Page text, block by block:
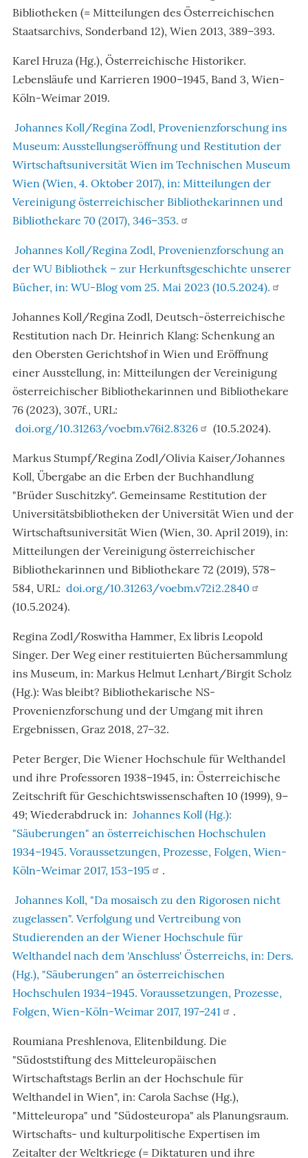
Bibliotheken (= Mitteilungen des Österreichischen
Staatsarchivs, Sonderband 12), Wien 2013, 389–393.
Karel Hruza (Hg.), Österreichische Historiker.
Lebensläufe und Karrieren 1900–1945, Band 3, Wien-
Köln-Weimar 2019.
Johannes Koll/Regina Zodl, Provenienzforschung ins
Museum: Ausstellungseröffnung und Restitution der
Wirtschaftsuniversität Wien im Technischen Museum
Wien (Wien, 4. Oktober 2017), in: Mitteilungen der
Vereinigung österreichischer Bibliothekarinnen und
Bibliothekare 70 (2017), 346–353.
Johannes Koll/Regina Zodl, Provenienzforschung an
der WU Bibliothek – zur Herkunftsgeschichte unserer
Bücher, in: WU-Blog vom 25. Mai 2023 (10.5.2024).
Johannes Koll/Regina Zodl, Deutsch-österreichische
Restitution nach Dr. Heinrich Klang: Schenkung an
den Obersten Gerichtshof in Wien und Eröffnung
einer Ausstellung, in: Mitteilungen der Vereinigung
österreichischer Bibliothekarinnen und Bibliothekare
76 (2023), 307f., URL:
doi.org/10.31263/voebm.v76i2.8326
(10.5.2024).
Markus Stumpf/Regina Zodl/Olivia Kaiser/Johannes
Koll, Übergabe an die Erben der Buchhandlung
"Brüder Suschitzky". Gemeinsame Restitution der
Universitätsbibliotheken der Universität Wien und der
Wirtschaftsuniversität Wien (Wien, 30. April 2019), in:
Mitteilungen der Vereinigung österreichischer
Bibliothekarinnen und Bibliothekare 72 (2019), 578–
584, URL: doi.org/10.31263/voebm.v72i2.2840
(10.5.2024).
Regina Zodl/Roswitha Hammer, Ex libris Leopold
Singer. Der Weg einer restituierten Büchersammlung
ins Museum, in: Markus Helmut Lenhart/Birgit Scholz
(Hg.): Was bleibt? Bibliothekarische NS-
Provenienzforschung und der Umgang mit ihren
Ergebnissen, Graz 2018, 27–32.
Peter Berger, Die Wiener Hochschule für Welthandel
und ihre Professoren 1938–1945, in: Österreichische
Zeitschrift für Geschichtswissenschaften 10 (1999), 9–
49; Wiederabdruck in: Johannes Koll (Hg.):
"Säuberungen" an österreichischen Hochschulen
1934–1945. Voraussetzungen, Prozesse, Folgen, Wien-
Köln-Weimar 2017, 153–195
.
Johannes Koll, "Da mosaisch zu den Rigorosen nicht
zugelassen". Verfolgung und Vertreibung von
Studierenden an der Wiener Hochschule für
Welthandel nach dem 'Anschluss' Österreichs, in: Ders.
(Hg.), "Säuberungen" an österreichischen
Hochschulen 1934–1945. Voraussetzungen, Prozesse,
Folgen, Wien-Köln-Weimar 2017, 197–241
.
Roumiana Preshlenova, Elitenbildung. Die
"Südoststiftung des Mitteleuropäischen
Wirtschaftstags Berlin an der Hochschule für
Welthandel in Wien", in: Carola Sachse (Hg.),
"Mitteleuropa" und "Südosteuropa" als Planungsraum.
Wirtschafts- und kulturpolitische Expertisen im
Zeitalter der Weltkriege (= Diktaturen und ihre